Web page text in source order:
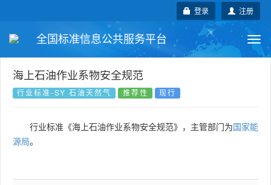
注册
登录
全国标准信息公共服务平台
国家标准 行业标准
国外标准 技术委员会
海上石油作业系物安全规范
行业标准-SY 石油天然气 推荐性 现行
行业标准《海上石油作业系物安全规范》，主管部门为国家能
源局。